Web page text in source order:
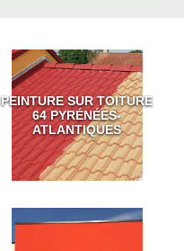
PEINTURE SUR TOITURE
64 PYRÉNÉES-
ATLANTIQUES